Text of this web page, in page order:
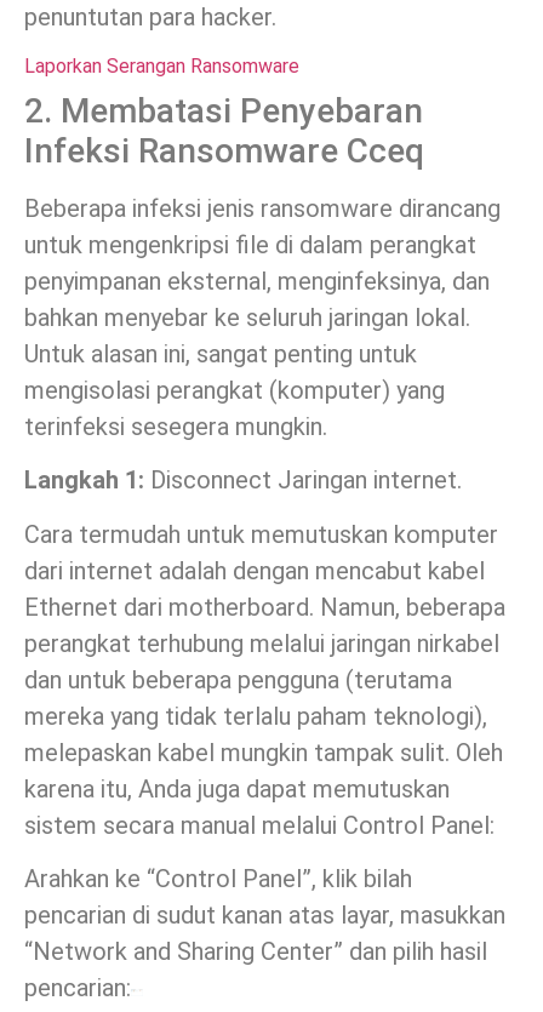
penuntutan para hacker.
Laporkan Serangan Ransomware
2. Membatasi Penyebaran
Infeksi Ransomware Cceq
Beberapa infeksi jenis ransomware dirancang
untuk mengenkripsi file di dalam perangkat
penyimpanan eksternal, menginfeksinya, dan
bahkan menyebar ke seluruh jaringan lokal.
Untuk alasan ini, sangat penting untuk
mengisolasi perangkat (komputer) yang
terinfeksi sesegera mungkin.
Langkah 1: Disconnect Jaringan internet.
Cara termudah untuk memutuskan komputer
dari internet adalah dengan mencabut kabel
Ethernet dari motherboard. Namun, beberapa
perangkat terhubung melalui jaringan nirkabel
dan untuk beberapa pengguna (terutama
mereka yang tidak terlalu paham teknologi),
melepaskan kabel mungkin tampak sulit. Oleh
karena itu, Anda juga dapat memutuskan
sistem secara manual melalui Control Panel:
Arahkan ke “Control Panel”, klik bilah
pencarian di sudut kanan atas layar, masukkan
“Network and Sharing Center” dan pilih hasil
pencarian: